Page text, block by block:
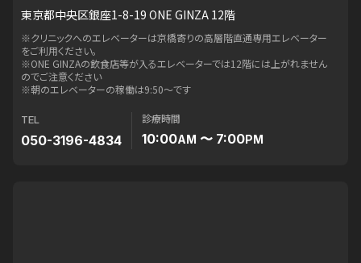
東京都中央区銀座1-8-19 ONE GINZA 12階
※クリニックへのエレベーターは京橋寄りの高層階直通専用エレベーター
をご利用ください。
※ONE GINZAの飲食店等が入るエレベーターでは12階には上がれません
のでご注意ください
※朝のエレベーターの稼働は9:50〜です
TEL
050-3196-4834
診療時間
10:00AM 〜 7:00PM